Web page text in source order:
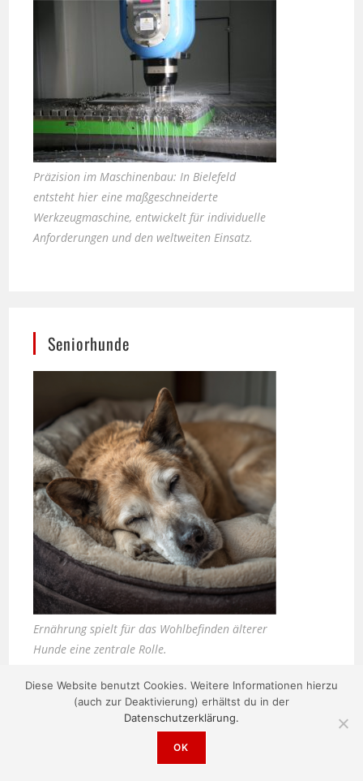
Präzision im Maschinenbau: In Bielefeld
entsteht hier eine maßgeschneiderte
Werkzeugmaschine, entwickelt für individuelle
Anforderungen und den weltweiten Einsatz.
Ernährung spielt für das Wohlbefinden älterer
Hunde eine zentrale Rolle.
Zauber inklusive – die neuen Häuser von
Diese Website benutzt Cookies. Weitere Informationen hierzu
(auch zur Deaktivierung) erhältst du in der
Datenschutzerklärung.
OK